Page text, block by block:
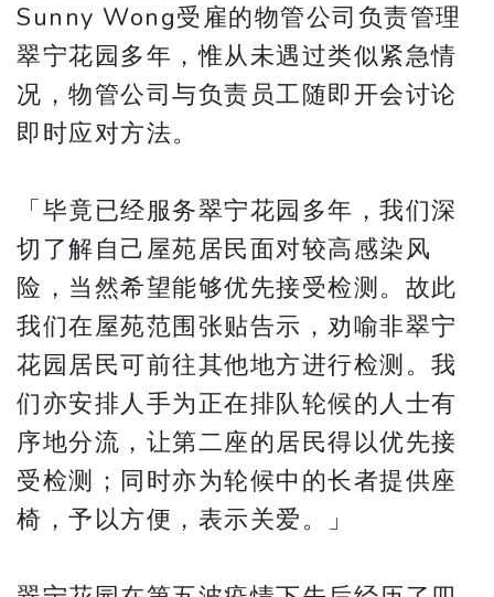
Sunny Wong受雇的物管公司负责管理
翠宁花园多年，惟从未遇过类似紧急情
况，物管公司与负责员工随即开会讨论
即时应对方法。
「毕竟已经服务翠宁花园多年，我们深
切了解自己屋苑居民面对较高感染风
险，当然希望能够优先接受检测。故此
我们在屋苑范围张贴告示，劝喻非翠宁
花园居民可前往其他地方进行检测。我
们亦安排人手为正在排队轮候的人士有
序地分流，让第二座的居民得以优先接
受检测；同时亦为轮候中的长者提供座
椅，予以方便，表示关爱。」